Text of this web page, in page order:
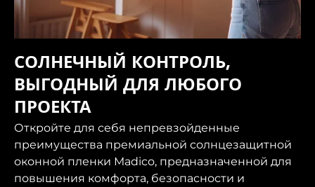
СОЛНЕЧНЫЙ КОНТРОЛЬ,
ВЫГОДНЫЙ ДЛЯ ЛЮБОГО
ПРОЕКТА
Откройте для себя непревзойденные
преимущества премиальной солнцезащитной
оконной пленки Madico, предназначенной для
повышения комфорта, безопасности и